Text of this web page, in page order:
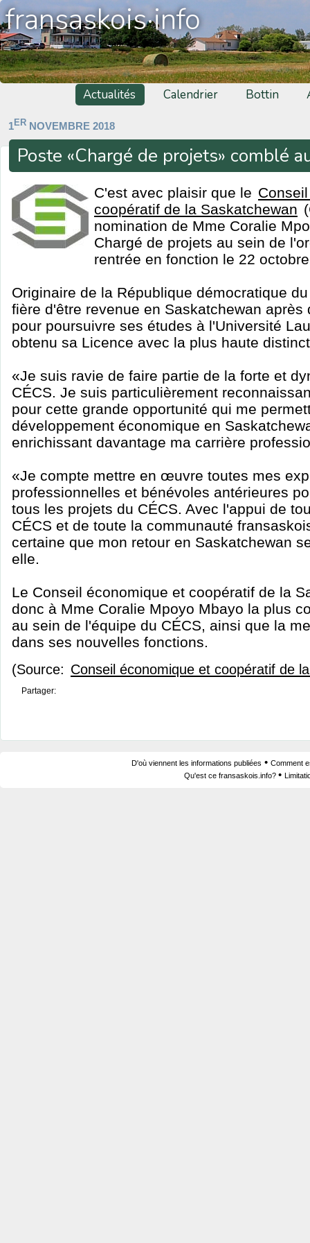
fransaskois·info
Actualités Calendrier Bottin
1ER NOVEMBRE 2018
Poste «Chargé de projets» comblé
C'est avec plaisir que le
coopératif de la Saskatchewan
nomination de Mme Coralie
Chargé de projets au sein de
rentrée en fonction le 22
Originaire de la République démocratique
fière d'être revenue en Saskatchewan après
pour poursuivre ses études à l'Université
obtenu sa Licence avec la plus haute
«Je suis ravie de faire partie de la forte et
CÉCS. Je suis particulièrement
pour cette grande opportunité qui me
développement économique en
enrichissant davantage ma carrière
«Je compte mettre en œuvre toutes mes
professionnelles et bénévoles antérieures
tous les projets du CÉCS. Avec l'appui de
CÉCS et de toute la communauté
certaine que mon retour en Saskatchewan
elle.
Le Conseil économique et coopératif de la
donc à Mme Coralie Mpoyo Mbayo la plus
au sein de l'équipe du CÉCS, ainsi que la
dans ses nouvelles fonctions.
(Source: Conseil économique et coopératif de
Partager:
D'où viennent les informations publiées • Comment
Qu'est ce fransaskois.info? •